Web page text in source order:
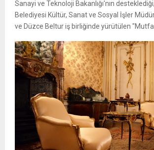
Sanayi ve Teknoloji Bakanlığı'nın
Belediyesi Kültür, Sanat ve Sosyal İşler
ve Düzce Beltur iş birliğinde yürütülen